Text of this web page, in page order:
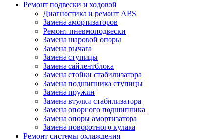
Ремонт подвески и ходовой
Диагностика и ремонт ABS
Замена амортизаторов
Ремонт пневмоподвески
Замена шаровой опоры
Замена рычага
Замена ступицы
Замена сайлентблока
Замена стойки стабилизатора
Замена подшипника ступицы
Замена пружин
Замена втулки стабилизатора
Замена опорного подшипника
Замена опоры амортизатора
Замена поворотного кулака
Ремонт системы охлаждения